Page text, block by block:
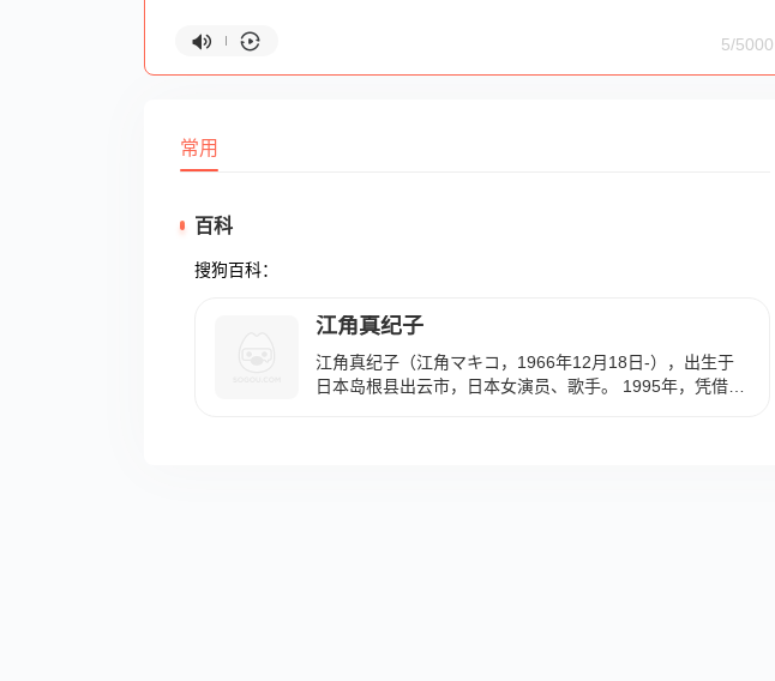
5/5000
常用
百科
搜狗百科：
江角真纪子
江角真纪子（江角マキコ，1966年12月18日-），出生于
日本岛根县出云市，日本女演员、歌手。 1995年，凭借主